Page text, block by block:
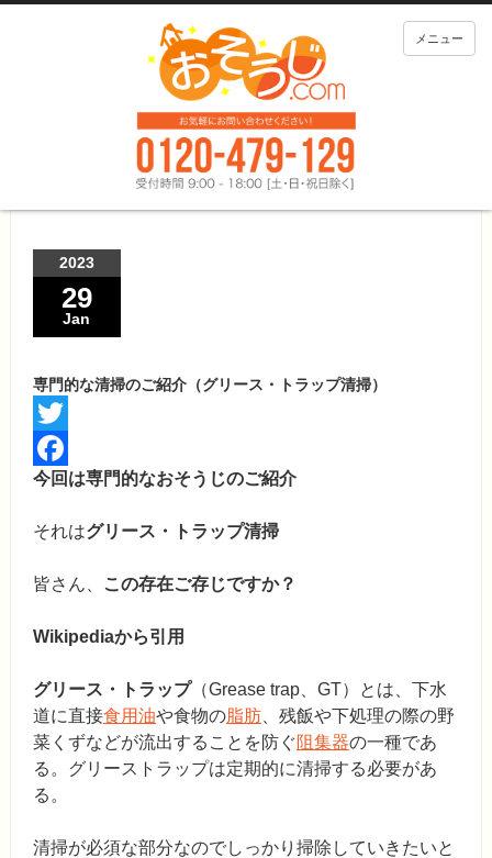
メニュー
2023
29
Jan
専門的な清掃のご紹介（グリース・トラップ清掃）
Twitter
Facebook
今回は専門的なおそうじのご紹介
それはグリース・トラップ清掃
皆さん、 この存在ご存じですか？
Wikipediaから引用
グリース・トラップ（Grease trap、GT）とは、下水
道に直接食用油や食物の脂肪、残飯や下処理の際の野
菜くずなどが流出することを防ぐ阻集器の一種であ
る。グリーストラップは定期的に清掃する必要があ
る。
清掃が必須な部分なのでしっかり掃除していきたいと